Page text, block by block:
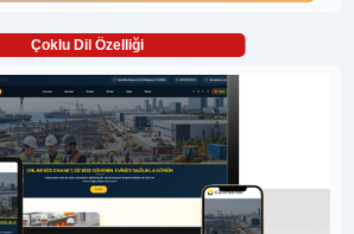
Çoklu Dil Özelliği